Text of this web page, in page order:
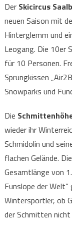
Der Skicircus
neuen Saison mit
Hinterglemm und
Leogang. Die 10er
für 10 Personen.
Sprungkissen
Snowparks und
Die
wieder ihr
Schmidolin und
flachen Gelände.
Gesamtlänge von
Funslope der
Wintersportler, ob
der Schmitten